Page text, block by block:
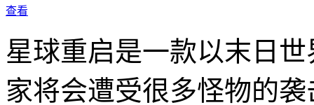
查看
星球重启是一款以末日
家将会遭受很多怪物的